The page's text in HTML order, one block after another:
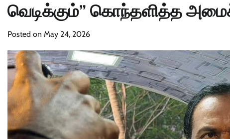
வெடிக்கும்” கொந்தளித்த
Posted on May 24, 2026